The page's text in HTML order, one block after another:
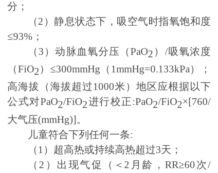
分；
（2 ）静息状态下，吸空气时指氧饱和度
≤93% ；
（ 3 ）动脉血氧分压（PaO2 ） /吸氧浓度
（FiO2） ≤300mmHg （ 1mmHg=0.133kPa）；
高海拔（海拔超过1000米）地区应根据以下
公式对PaO2/FiO2进行校正:PaO2/FiO2×[760/
大气压(mmHg)]。
儿童符合下列任何一条:
（ 1 ）超高热或持续高热超过3天；
（ 2 ）出现气促（＜ 2 月龄，RR≥60 次/